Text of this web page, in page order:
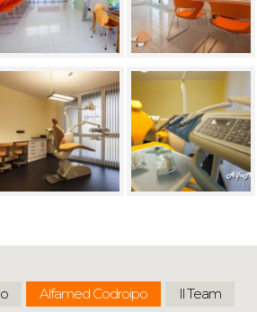
Alfamed Codroipo Il Team